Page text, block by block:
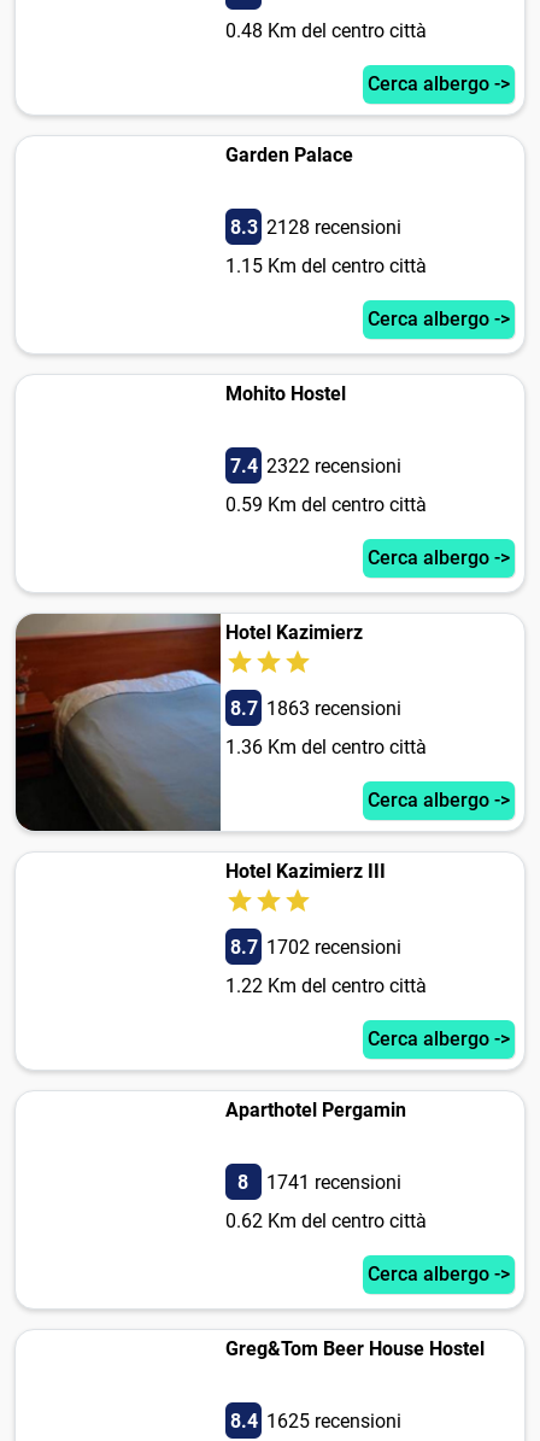
0.48 Km del centro città
Cerca albergo ->
Garden Palace
8.3 2128 recensioni
1.15 Km del centro città
Cerca albergo ->
Mohito Hostel
7.4 2322 recensioni
0.59 Km del centro città
Cerca albergo ->
Hotel Kazimierz
8.7 1863 recensioni
1.36 Km del centro città
Cerca albergo ->
Hotel Kazimierz III
8.7 1702 recensioni
1.22 Km del centro città
Cerca albergo ->
Aparthotel Pergamin
8
1741 recensioni
0.62 Km del centro città
Cerca albergo ->
Greg&Tom Beer House Hostel
8.4 1625 recensioni